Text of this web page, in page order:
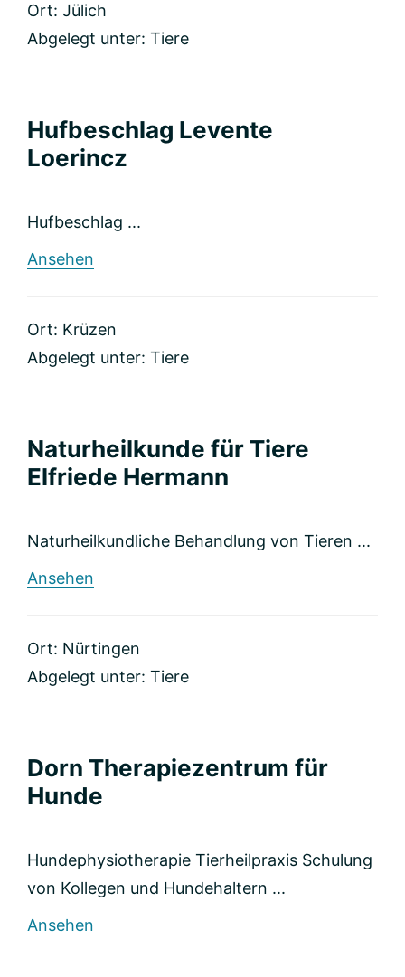
Ort: Jülich
Abgelegt unter: Tiere
Hufbeschlag Levente
Loerincz
Hufbeschlag ...
Ansehen
Ort: Krüzen
Abgelegt unter: Tiere
Naturheilkunde für Tiere
Elfriede Hermann
Naturheilkundliche Behandlung von Tieren ...
Ansehen
Elfriede
Hermann
Ort: Nürtingen
Abgelegt unter: Tiere
Dorn Therapiezentrum für
Hunde
Hundephysiotherapie Tierheilpraxis Schulung
von Kollegen und Hundehaltern ...
Ansehen